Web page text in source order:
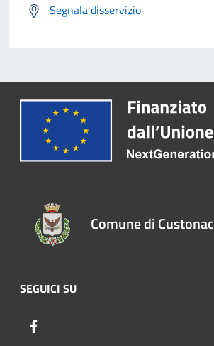
Segnala disservizio
Comune di
SEGUICI SU